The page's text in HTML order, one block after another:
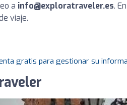
a info@exploratraveler.es. En
viaje.
gratis para gestionar su